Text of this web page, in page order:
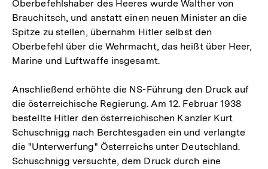
Oberbefehlshaber des Heeres wurde Walther von
Brauchitsch, und anstatt einen neuen Minister an die
Spitze zu stellen, übernahm Hitler selbst den
Oberbefehl über die Wehrmacht, das heißt über Heer,
Marine und Luftwaffe insgesamt.
Anschließend erhöhte die NS-Führung den Druck auf
die österreichische Regierung. Am 12. Februar 1938
bestellte Hitler den österreichischen Kanzler Kurt
Schuschnigg nach Berchtesgaden ein und verlangte
die "Unterwerfung" Österreichs unter Deutschland.
Schuschnigg versuchte, dem Druck durch eine